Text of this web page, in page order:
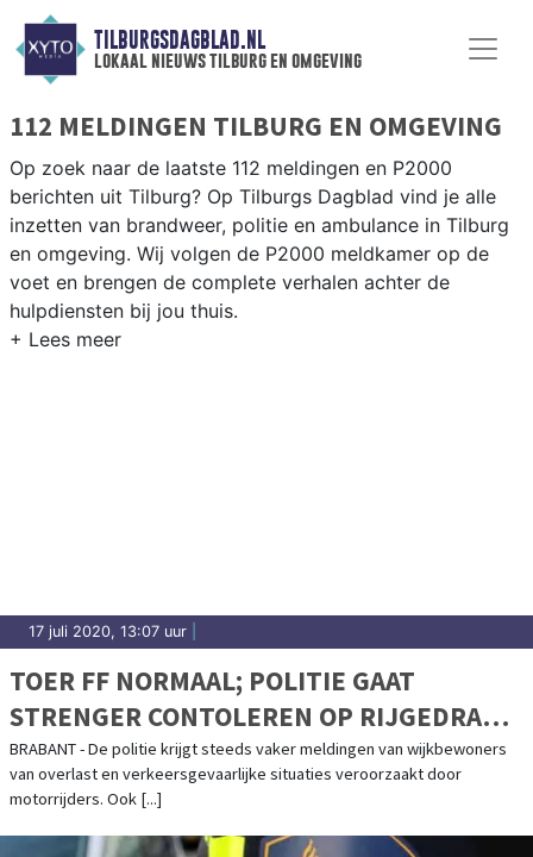
TILBURGSDAGBLAD.NL
lokaal nieuws tilburg en omgeving
112 MELDINGEN TILBURG EN OMGEVING
Op zoek naar de laatste 112 meldingen en P2000
berichten uit Tilburg? Op Tilburgs Dagblad vind je alle
inzetten van brandweer, politie en ambulance in Tilburg
en omgeving. Wij volgen de P2000 meldkamer op de
voet en brengen de complete verhalen achter de
hulpdiensten bij jou thuis.
17 juli 2020, 13:07 uur
TOER FF NORMAAL; POLITIE GAAT
STRENGER CONTOLEREN OP RIJGEDRAG
MOTORRIJDERS
BRABANT - De politie krijgt steeds vaker meldingen van wijkbewoners
van overlast en verkeersgevaarlijke situaties veroorzaakt door
motorrijders. Ook [...]